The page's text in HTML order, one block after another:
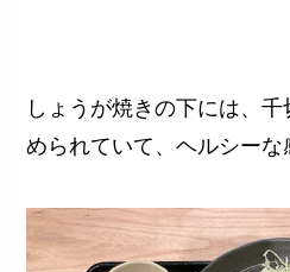
しょうが焼きの下には、
められていて、ヘルシーな